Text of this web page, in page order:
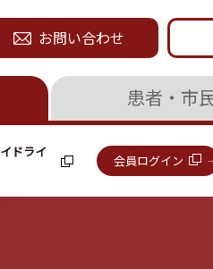
お問い合わせ
患者・市
会員ログイン
ドライ